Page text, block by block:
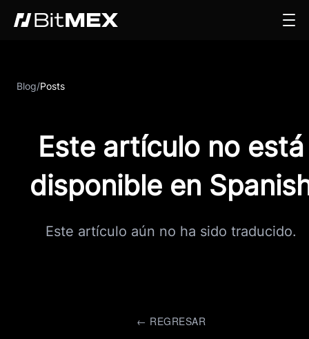
Blog/Posts
Este artículo no está
disponible en
Este artículo aún no ha sido traducido.
← REGRESAR